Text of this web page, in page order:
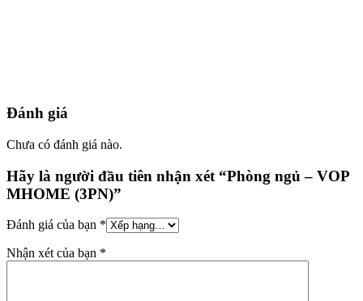
Đánh giá
Chưa có đánh giá nào.
Hãy là người đầu tiên nhận xét “Phòng ngủ – VOP
MHOME (3PN)”
Đánh giá của bạn *
Nhận xét của bạn *